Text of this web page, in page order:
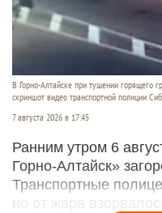
В Горно-Алтайске при тушении горящего
скриншот видео транспортной полиции
7 августа 2026 в 17:45
Ранним утром 6
Горно-Алтайск»
Транспортные
но от жара